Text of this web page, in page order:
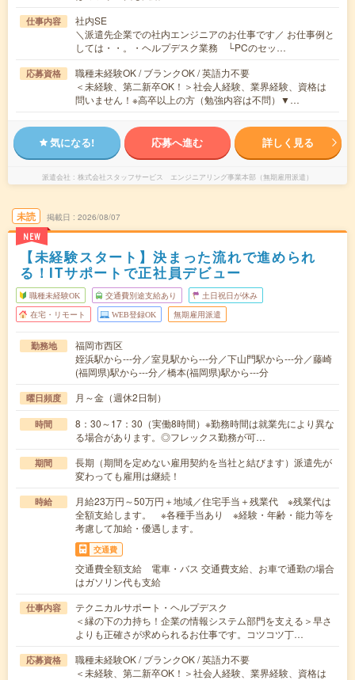
仕事内容
社内SE
＼派遣先企業での社内エンジニアのお仕事です／ お仕事例と
しては・・。・ヘルプデスク業務 └PCのセッ…
応募資格
職種未経験OK / ブランクOK / 英語力不要
＜未経験、第二新卒OK！＞社会人経験、業界経験、資格は
問いません！※高卒以上の方（勉強内容は不問）▼…
気になる! 応募へ進む 詳しく見る
派遣会社 株式会社スタッフサービス エンジニアリング事業本部（無期雇用派遣）
未読
NEW
掲載日 2026/08/07
【未経験スタート】決まった流れで進められ
る！ITサポートで正社員デビュー
職種未経験OK 交通費別途支給あり 土日祝日が休み
在宅・リモート WEB登録OK 無期雇用派遣
勤務地
福岡市西区
姪浜駅から---分／室見駅から---分／下山門駅から---分／藤崎
(福岡県)駅から---分／橋本(福岡県)駅から---分
曜日頻度 月～金（週休2日制）
時間
8：30～17：30（実働8時間）※勤務時間は就業先により異な
る場合があります。◎フレックス勤務が可…
期間
長期（期間を定めない雇用契約を当社と結びます）派遣先が
変わっても雇用は継続！
時給
月給23万円～50万円＋地域／住宅手当＋残業代 ※残業代は
全額支給します。 ※各種手当あり ※経験・年齢・能力等を
考慮して加給・優遇します。
交通費
交通費全額支給 電車・バス 交通費支給、お車で通勤の場合
はガソリン代も支給
仕事内容
テクニカルサポート・ヘルプデスク
＜縁の下の力持ち！企業の情報システム部門を支える＞早さ
よりも正確さが求められるお仕事です。コツコツ丁…
応募資格
職種未経験OK / ブランクOK / 英語力不要
＜未経験、第二新卒OK！＞社会人経験、業界経験、資格は